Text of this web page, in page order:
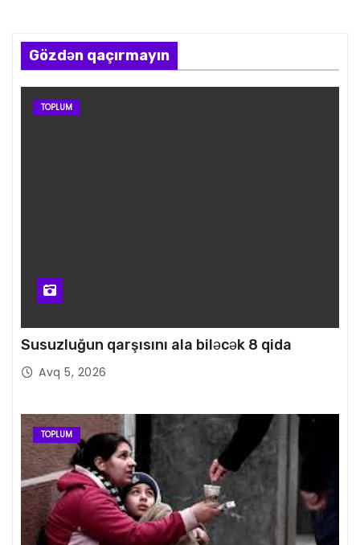
Gözdən qaçırmayın
TOPLUM
Susuzluğun qarşısını ala biləcək 8 qida
Avq 5, 2026
TOPLUM